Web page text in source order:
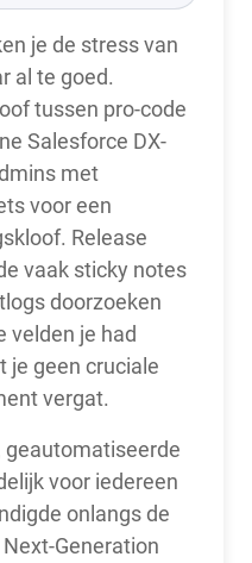
je de stress van
al te goed.
tussen pro-code
Salesforce DX-
met
voor een
Release
vaak sticky notes
doorzoeken
velden je had
je geen cruciale
vergat.
geautomatiseerde
voor iedereen
onlangs de
Generation